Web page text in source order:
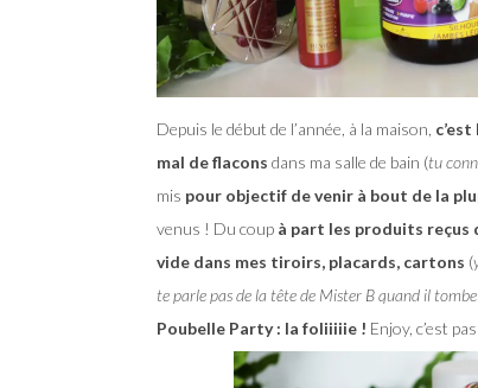
Depuis le début de l’année, à la maison,
mal de flacons dans ma salle de bain (tu
mis pour objectif de venir à bout de la
venus ! Du coup à part les produits reçus
vide dans mes tiroirs, placards, cartons (
te parle pas de la tête de Mister B quand il
Poubelle Party : la foliiiiie ! Enjoy, c’est